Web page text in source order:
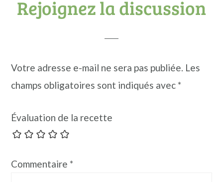
Rejoignez la discussion
Votre adresse e-mail ne sera pas publiée. Les
champs obligatoires sont indiqués avec*
Évaluation de la recette
Commentaire*